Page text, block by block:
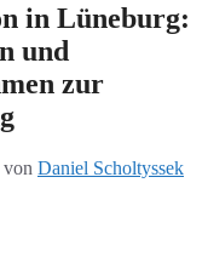
in Lüneburg:
und
zur
von Daniel Scholtyssek